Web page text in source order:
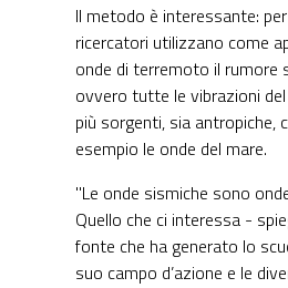
Il metodo è interessante:
ricercatori utilizzano come
onde di terremoto il rumore
ovvero tutte le vibrazioni
più sorgenti, sia antropiche,
esempio le onde del mare.
"Le onde sismiche sono
Quello che ci interessa -
fonte che ha generato lo
suo campo d’azione e le